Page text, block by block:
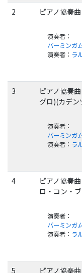
2
ピアノ協奏
演奏者：
バーミンガ
演奏者： ラ
3
ピアノ協奏
グロ)(カデン
演奏者：
バーミンガ
演奏者： ラ
4
ピアノ協奏
ロ・コン・
演奏者：
バーミンガ
演奏者： ラ
5 ピアノ協奏